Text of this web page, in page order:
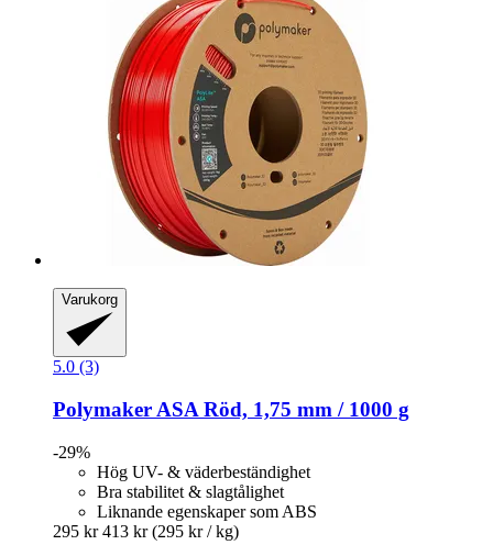
Varukorg
5.0 (3)
Polymaker ASA Röd, 1,75 mm / 1000 g
-29%
Hög UV- & väderbeständighet
Bra stabilitet & slagtålighet
Liknande egenskaper som ABS
295 kr 413 kr (295 kr / kg)